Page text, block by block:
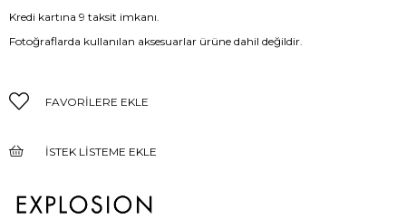
Kredi kartına 9 taksit imkanı.
Fotoğraflarda kullanılan aksesuarlar ürüne dahil değildir.
FAVORILERE EKLE
İSTEK LISTEME EKLE